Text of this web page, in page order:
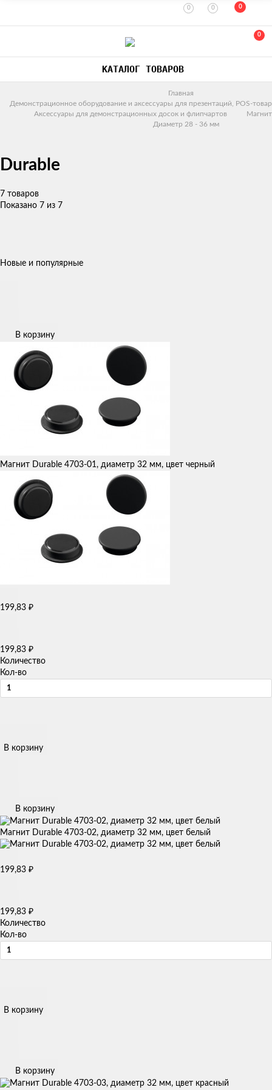
0 0 0
0
КАТАЛОГ ТОВАРОВ
Главная
Демонстрационное оборудование и аксессуары для презентаций, POS-
Аксессуары для демонстрационных досок и флипчартов
Диаметр 28 - 36 мм
Durable
7 товаров
Показано 7 из 7
Новые и популярные
В корзину
Магнит Durable 4703-01, диаметр 32 мм, цвет черный
199,83 ₽
199,83 ₽
Количество
Кол-во
В корзину
В корзину
Магнит Durable 4703-02, диаметр 32 мм, цвет белый
199,83 ₽
199,83 ₽
Количество
Кол-во
В корзину
В корзину